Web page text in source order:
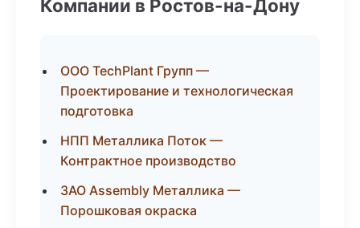
Компании в Ростов-на-Дону
ООО TechPlant Групп —
Проектирование и технологическая
подготовка
НПП Металлика Поток —
Контрактное производство
ЗАО Assembly Металлика —
Порошковая окраска